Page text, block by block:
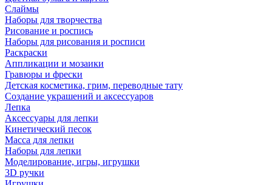
Слаймы
Наборы для творчества
Рисование и роспись
Наборы для рисования и росписи
Раскраски
Аппликации и мозаики
Гравюры и фрески
Детская косметика, грим, переводные тату
Создание украшений и аксессуаров
Лепка
Аксессуары для лепки
Кинетический песок
Масса для лепки
Наборы для лепки
Моделирование, игры, игрушки
3D ручки